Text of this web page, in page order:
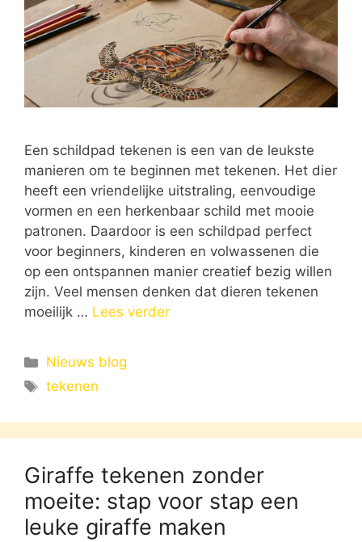
Een schildpad tekenen is een van de leukste
manieren om te beginnen met tekenen. Het dier
heeft een vriendelijke uitstraling, eenvoudige
vormen en een herkenbaar schild met mooie
patronen. Daardoor is een schildpad perfect
voor beginners, kinderen en volwassenen die
op een ontspannen manier creatief bezig willen
zijn. Veel mensen denken dat dieren tekenen
moeilijk … Lees verder
Categorieën
Nieuws blog
Tags
tekenen
Giraffe tekenen zonder
moeite: stap voor stap een
leuke giraffe maken